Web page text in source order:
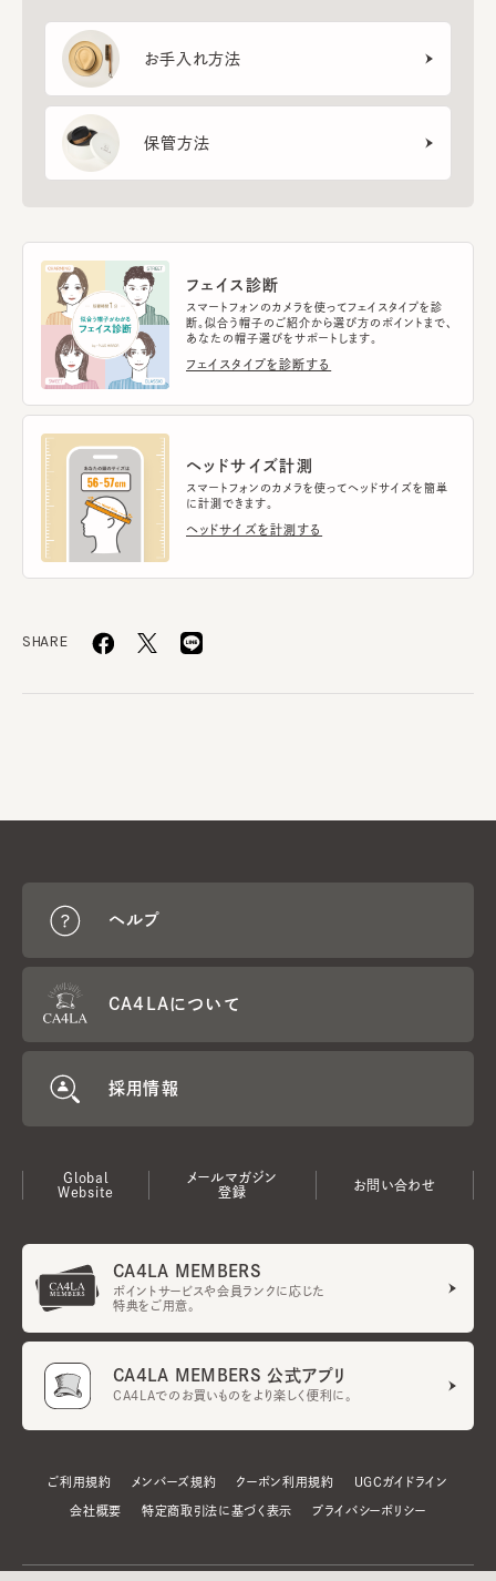
お手入れ方法
保管方法
フェイス診断
スマートフォンのカメラを使ってフェイスタイプを診
断。似合う帽子のご紹介から選び方のポイントまで、
あなたの帽子選びをサポートします。
フェイスタイプを診断する
ヘッドサイズ計測
スマートフォンのカメラを使ってヘッドサイズを簡単
に計測できます。
ヘッドサイズを計測する
SHARE
ヘルプ
CA4LAについて
採用情報
Global
Website
メールマガジン
登録
お問い合わせ
CA4LA MEMBERS
ポイントサービスや会員ランクに応じた
特典をご用意。
CA4LA MEMBERS 公式アプリ
CA4LAでのお買いものをより楽しく便利に。
ご利用規約 メンバーズ規約 クーポン利用規約 UGCガイドライン
会社概要 特定商取引法に基づく表示 プライバシーポリシー